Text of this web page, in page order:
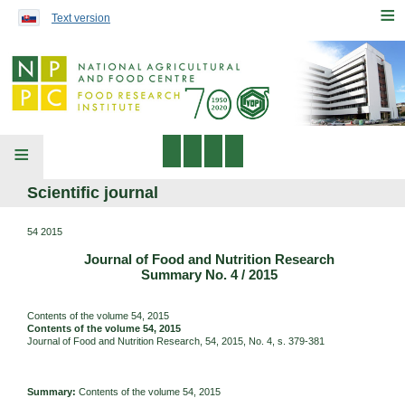
≡
Text version
≡
Scientific journal
54 2015
Journal of Food and Nutrition Research
Summary No. 4 / 2015
Contents of the volume 54, 2015
Contents of the volume 54, 2015
Journal of Food and Nutrition Research, 54, 2015, No. 4, s. 379-381
Summary: Contents of the volume 54, 2015